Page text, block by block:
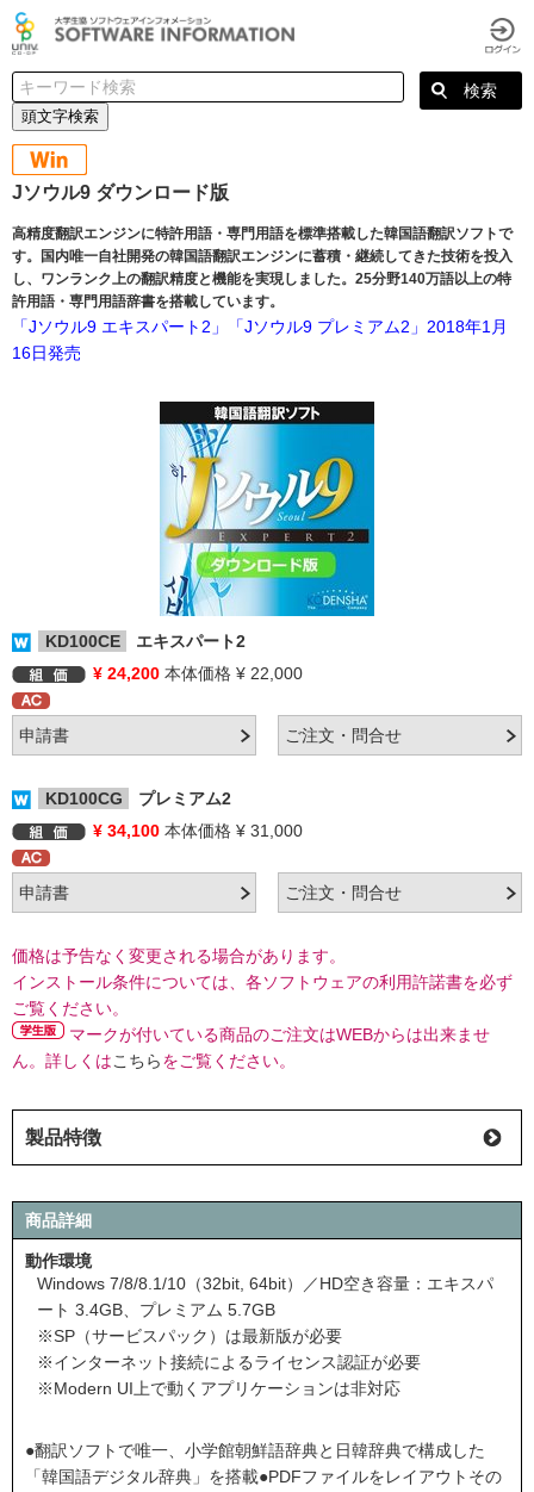
頭文字検索
Jソウル9 ダウンロード版
高精度翻訳エンジンに特許用語・専門用語を標準搭載した韓国語翻訳ソフトで
す。国内唯一自社開発の韓国語翻訳エンジンに蓄積・継続してきた技術を投入
し、ワンランク上の翻訳精度と機能を実現しました。25分野140万語以上の特
許用語・専門用語辞書を搭載しています。
「Jソウル9 エキスパート2」「Jソウル9 プレミアム2」2018年1月
16日発売
KD100CE
エキスパート2
¥ 24,200 本体価格 ¥ 22,000
KD100CG
プレミアム2
¥ 34,100 本体価格 ¥ 31,000
価格は予告なく変更される場合があります。
インストール条件については、各ソフトウェアの利用許諾書を必ず
ご覧ください。
マークが付いている商品のご注文はWEBからは出来ませ
ん。詳しくはこちらをご覧ください。
製品特徴
商品詳細
動作環境
Windows 7/8/8.1/10（32bit, 64bit）／HD空き容量：エキスパ
ート 3.4GB、プレミアム 5.7GB
※SP（サービスパック）は最新版が必要
※インターネット接続によるライセンス認証が必要
※Modern UI上で動くアプリケーションは非対応
●翻訳ソフトで唯一、小学館朝鮮語辞典と日韓辞典で構成した
「韓国語デジタル辞典」を搭載●PDFファイルをレイアウトその